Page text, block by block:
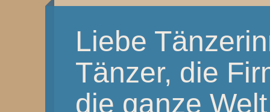
Liebe
Tänzer, die
die ganze